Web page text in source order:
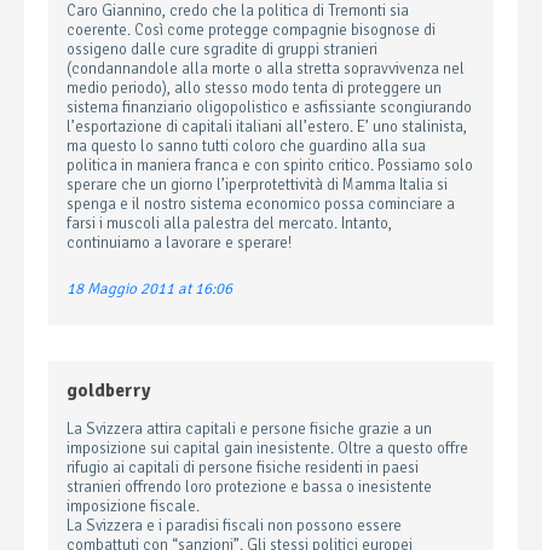
Caro Giannino, credo che la politica di Tremonti sia
coerente. Così come protegge compagnie bisognose di
ossigeno dalle cure sgradite di gruppi stranieri
(condannandole alla morte o alla stretta sopravvivenza nel
medio periodo), allo stesso modo tenta di proteggere un
sistema finanziario oligopolistico e asfissiante scongiurando
l’esportazione di capitali italiani all’estero. E’ uno stalinista,
ma questo lo sanno tutti coloro che guardino alla sua
politica in maniera franca e con spirito critico. Possiamo solo
sperare che un giorno l’iperprotettività di Mamma Italia si
spenga e il nostro sistema economico possa cominciare a
farsi i muscoli alla palestra del mercato. Intanto,
continuiamo a lavorare e sperare!
18 Maggio 2011 at 16:06
goldberry
La Svizzera attira capitali e persone fisiche grazie a un
imposizione sui capital gain inesistente. Oltre a questo offre
rifugio ai capitali di persone fisiche residenti in paesi
stranieri offrendo loro protezione e bassa o inesistente
imposizione fiscale.
La Svizzera e i paradisi fiscali non possono essere
combattuti con “sanzioni”. Gli stessi politici europei